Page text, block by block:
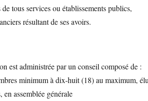
tous services ou établissements publics,
résultant de ses avoirs.
est administrée par un conseil composé de :
minimum à dix-huit (18) au maximum,
en assemblée générale